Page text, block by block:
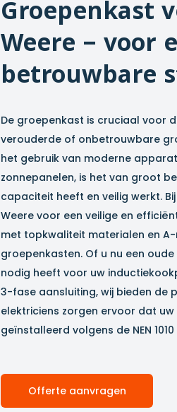
Groepenkast
Weere – voor
betrouwbare
De groepenkast is cruciaal voor
verouderde of onbetrouwbare
het gebruik van moderne
zonnepanelen, is het van groot
capaciteit heeft en veilig werkt.
Weere voor een veilige en
met topkwaliteit materialen en
groepenkasten. Of u nu een
nodig heeft voor uw
3-fase aansluiting, wij bieden de
elektriciens zorgen ervoor dat
geïnstalleerd volgens de NEN 1010
Offerte aanvragen